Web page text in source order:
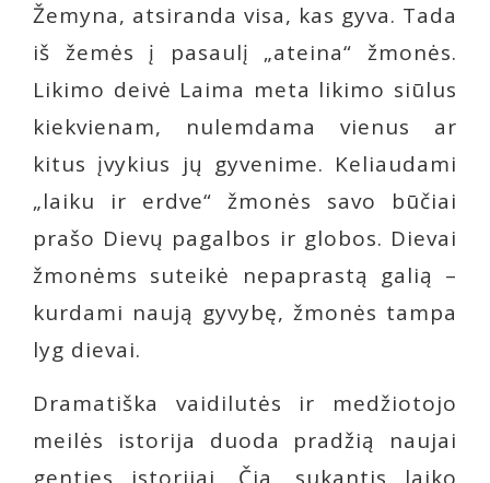
Žemyna, atsiranda visa, kas gyva. Tada
iš žemės į pasaulį „ateina“ žmonės.
Likimo deivė Laima meta likimo siūlus
kiekvienam, nulemdama vienus ar
kitus įvykius jų gyvenime. Keliaudami
„laiku ir erdve“ žmonės savo būčiai
prašo Dievų pagalbos ir globos. Dievai
žmonėms suteikė nepaprastą galią –
kurdami naują gyvybę, žmonės tampa
lyg dievai.
Dramatiška vaidilutės ir medžiotojo
meilės istorija duoda pradžią naujai